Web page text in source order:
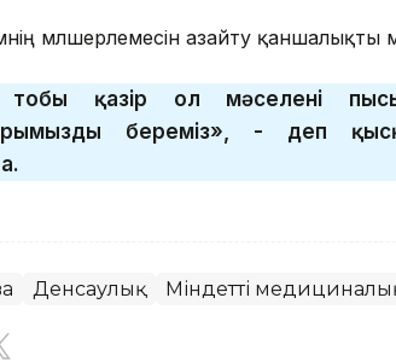
мөлшерлемесін азайту қаншалықты
қазір ол мәселені
береміз», - деп
Денсаулық Міндетті